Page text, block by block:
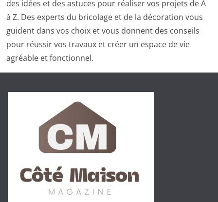
des idées et des astuces pour réaliser vos projets de A
à Z. Des experts du bricolage et de la décoration vous
guident dans vos choix et vous donnent des conseils
pour réussir vos travaux et créer un espace de vie
agréable et fonctionnel.